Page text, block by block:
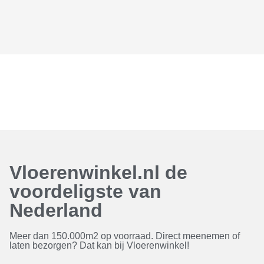
Vloerenwinkel.nl de
voordeligste van
Nederland
Meer dan 150.000m2 op voorraad. Direct meenemen of
laten bezorgen? Dat kan bij Vloerenwinkel!